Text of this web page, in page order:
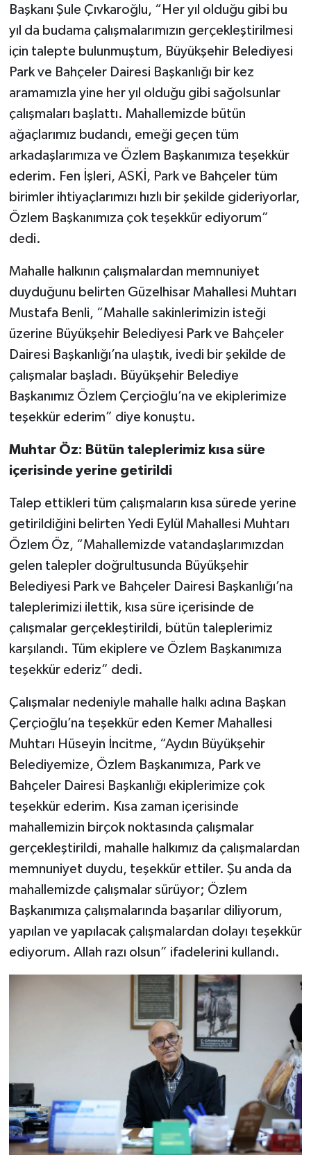
Başkanı Şule Çıvkaroğlu, “Her yıl olduğu gibi bu
yıl da budama çalışmalarımızın gerçekleştirilmesi
için talepte bulunmuştum, Büyükşehir Belediyesi
Park ve Bahçeler Dairesi Başkanlığı bir kez
aramamızla yine her yıl olduğu gibi sağolsunlar
çalışmaları başlattı. Mahallemizde bütün
ağaçlarımız budandı, emeği geçen tüm
arkadaşlarımıza ve Özlem Başkanımıza teşekkür
ederim. Fen İşleri, ASKİ, Park ve Bahçeler tüm
birimler ihtiyaçlarımızı hızlı bir şekilde gideriyorlar,
Özlem Başkanımıza çok teşekkür ediyorum”
dedi.
Mahalle halkının çalışmalardan memnuniyet
duyduğunu belirten Güzelhisar Mahallesi Muhtarı
Mustafa Benli, “Mahalle sakinlerimizin isteği
üzerine Büyükşehir Belediyesi Park ve Bahçeler
Dairesi Başkanlığı’na ulaştık, ivedi bir şekilde de
çalışmalar başladı. Büyükşehir Belediye
Başkanımız Özlem Çerçioğlu’na ve ekiplerimize
teşekkür ederim” diye konuştu.
Muhtar Öz: Bütün taleplerimiz kısa süre
içerisinde yerine getirildi
Talep ettikleri tüm çalışmaların kısa sürede yerine
getirildiğini belirten Yedi Eylül Mahallesi Muhtarı
Özlem Öz, “Mahallemizde vatandaşlarımızdan
gelen talepler doğrultusunda Büyükşehir
Belediyesi Park ve Bahçeler Dairesi Başkanlığı’na
taleplerimizi ilettik, kısa süre içerisinde de
çalışmalar gerçekleştirildi, bütün taleplerimiz
karşılandı. Tüm ekiplere ve Özlem Başkanımıza
teşekkür ederiz” dedi.
Çalışmalar nedeniyle mahalle halkı adına Başkan
Çerçioğlu’na teşekkür eden Kemer Mahallesi
Muhtarı Hüseyin İncitme, “Aydın Büyükşehir
Belediyemize, Özlem Başkanımıza, Park ve
Bahçeler Dairesi Başkanlığı ekiplerimize çok
teşekkür ederim. Kısa zaman içerisinde
mahallemizin birçok noktasında çalışmalar
gerçekleştirildi, mahalle halkımız da çalışmalardan
memnuniyet duydu, teşekkür ettiler. Şu anda da
mahallemizde çalışmalar sürüyor; Özlem
Başkanımıza çalışmalarında başarılar diliyorum,
yapılan ve yapılacak çalışmalardan dolayı teşekkür
ediyorum. Allah razı olsun” ifadelerini kullandı.